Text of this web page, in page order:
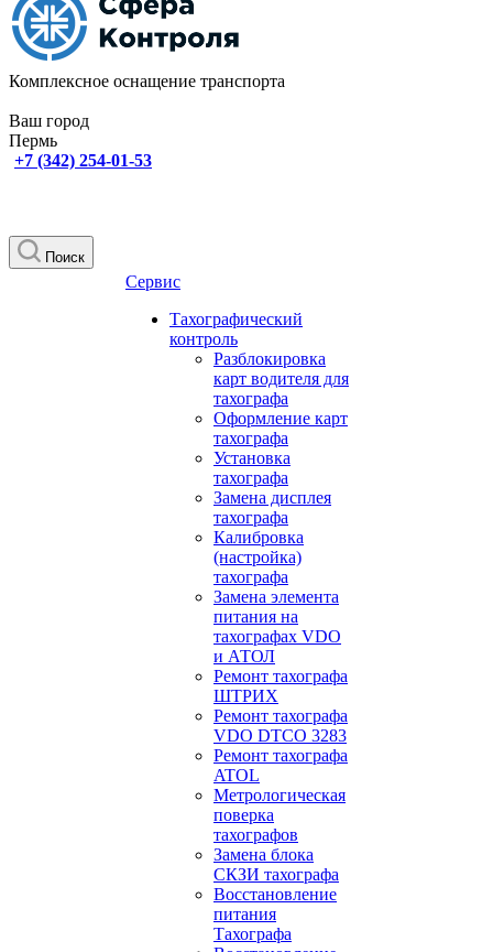
Комплексное оснащение транспорта
Ваш город
Пермь
+7 (342) 254-01-53
Поиск
Сервис
Тахографический
контроль
Разблокировка
карт водителя для
тахографа
Оформление карт
тахографа
Установка
тахографа
Замена дисплея
тахографа
Калибровка
(настройка)
тахографа
Замена элемента
питания на
тахографах VDO
и АТОЛ
Ремонт тахографа
ШТРИХ
Ремонт тахографа
VDO DTCO 3283
Ремонт тахографа
ATOL
Метрологическая
поверка
тахографов
Замена блока
СКЗИ тахографа
Восстановление
питания
Тахографа